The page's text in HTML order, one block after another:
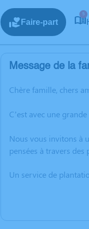
Faire-part
5
Message de la
Chère famille, chers
C’est avec une
Nous vous invitons à
pensées à travers
Un service de